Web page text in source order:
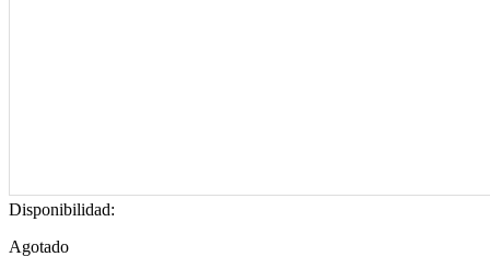
Disponibilidad:
Agotado